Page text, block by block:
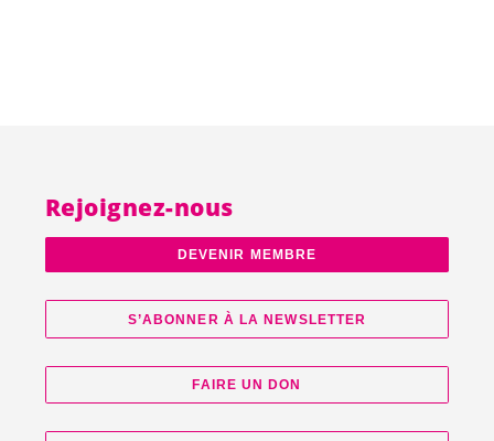
Rejoignez-nous
DEVENIR MEMBRE
S’ABONNER À LA NEWSLETTER
FAIRE UN DON